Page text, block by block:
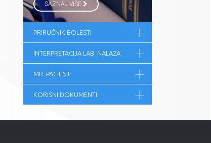
SAZNAJ VIŠE
PRIRUČNIK BOLESTI
INTERPRETACIJA LAB. NALAZA
MR. PACIENT
KORISNI DOKUMENTI